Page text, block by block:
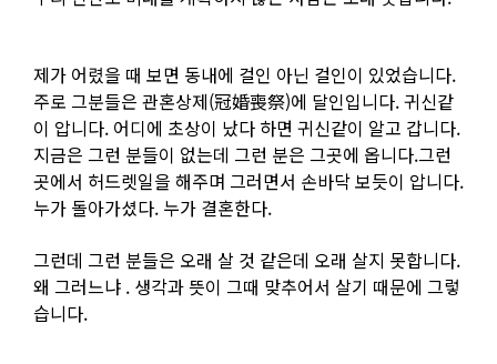
제가 어렸을 때 보면 동내에 걸인 아닌 걸인이 있었습니다.
주로 그분들은 관혼상제(冠婚喪祭)에 달인입니다. 귀신같
이 압니다. 어디에 초상이 났다 하면 귀신같이 알고 갑니다.
지금은 그런 분들이 없는데 그런 분은 그곳에 옵니다.그런
곳에서 허드렛일을 해주며 그러면서 손바닥 보듯이 압니다.
누가 돌아가셨다. 누가 결혼한다.
그런데 그런 분들은 오래 살 것 같은데 오래 살지 못합니다.
왜 그러느냐 . 생각과 뜻이 그때 맞추어서 살기 때문에 그렇
습니다.